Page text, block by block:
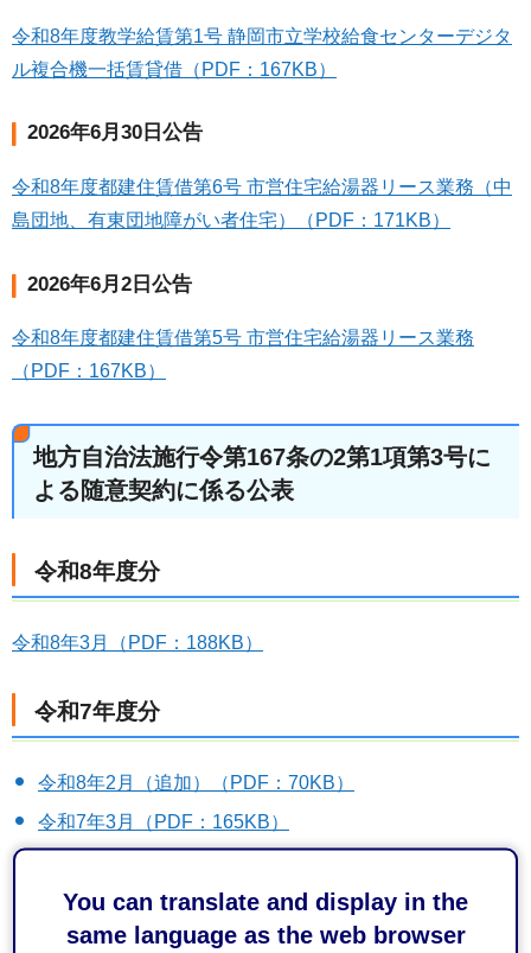
You can translate and display in the
same language as the web browser
令和8年度教学給賃第1号 静岡市立学校給食センターデジタ
ル複合機一括賃貸借（PDF：167KB）
2026年6月30日公告
令和8年度都建住賃借第6号 市営住宅給湯器リース業務（中
島団地、有東団地障がい者住宅）（PDF：171KB）
2026年6月2日公告
令和8年度都建住賃借第5号 市営住宅給湯器リース業務
（PDF：167KB）
地方自治法施行令第167条の2第1項第3号に
よる随意契約に係る公表
令和8年度分
令和8年3月（PDF：188KB）
令和7年度分
令和8年2月（追加）（PDF：70KB）
令和7年3月（PDF：165KB）
令和7年7月（追加）（PDF：67KB）
令和7年9月（追加）（PDF：67KB）